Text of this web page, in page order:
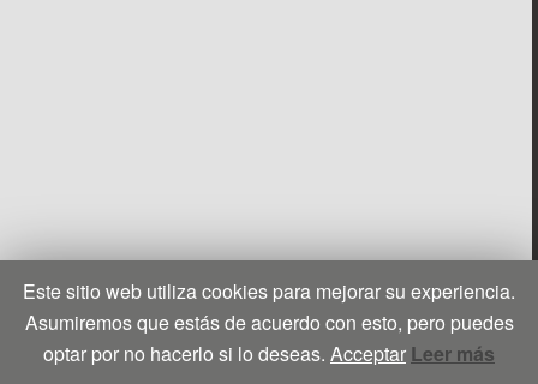
Este sitio web utiliza cookies para mejorar su experiencia.
Asumiremos que estás de acuerdo con esto, pero puedes
optar por no hacerlo si lo deseas. Acceptar Leer más